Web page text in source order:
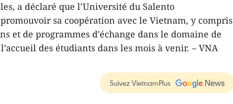
a déclaré que l’Université du Salento
sa coopération avec le Vietnam, y compris
et de programmes d’échange dans le domaine de
des étudiants dans les mois à venir. – VNA
Suivez VietnamPlus